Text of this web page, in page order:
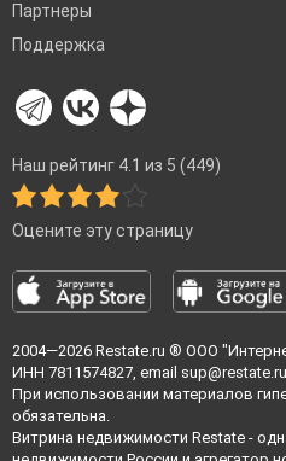
Партнеры
Поддержка
Наш рейтинг 4.1 из 5 (449)
Оцените эту страницу
2004—2026 Restate.ru ® ООО
ИНН 7811574827, email sup@restate.ru
При использовании материалов
обязательна.
Витрина недвижимости Restate -